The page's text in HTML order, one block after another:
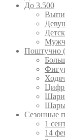
До 3.500
Поштучно
Шары
Сезонные
1
14